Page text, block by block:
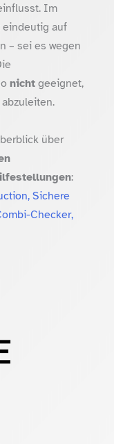
Im
auf
– sei es wegen
nichtgeeignet,
über
:
Sichere
Checker,